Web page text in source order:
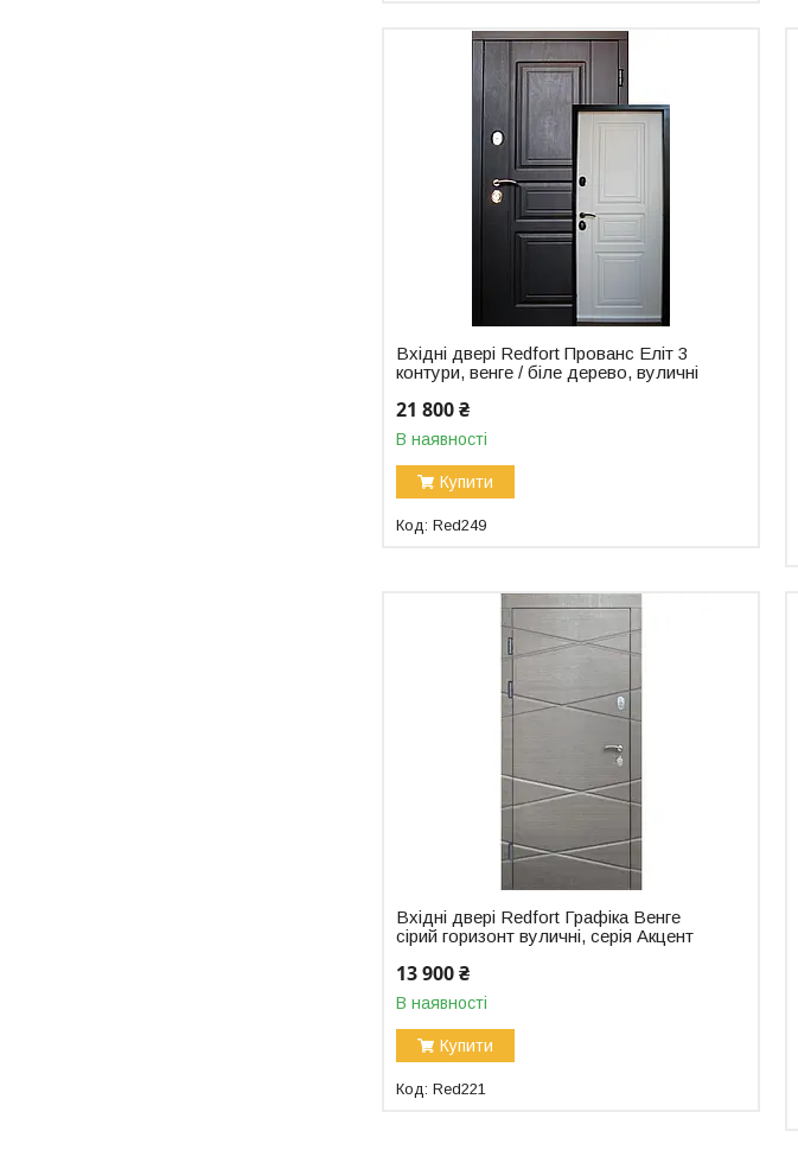
Вхідні двері Redfort Прованс Еліт 3
контури, венге / біле дерево, вуличні
21 800 ₴
В наявності
Купити
Red249
Вхідні двері Redfort Графіка Венге
сірий горизонт вуличні, серія Акцент
13 900 ₴
В наявності
Купити
Red221